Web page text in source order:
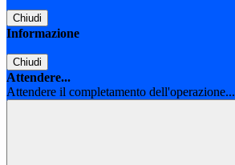
Chiudi
Informazione
Chiudi
Attendere...
Attendere il completamento dell'operazione...